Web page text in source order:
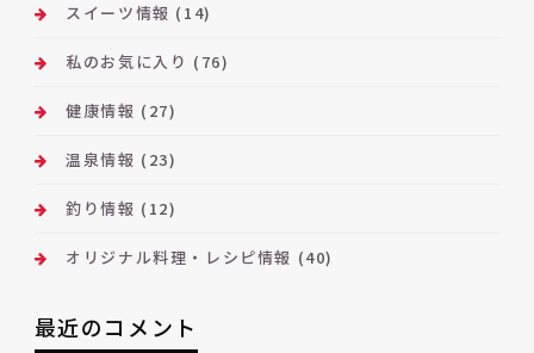
スイーツ情報 (14)
私のお気に入り (76)
健康情報 (27)
温泉情報 (23)
釣り情報 (12)
オリジナル料理・レシピ情報 (40)
最近のコメント